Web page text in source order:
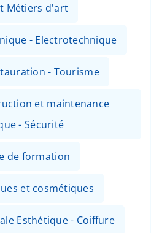
Métiers d'art
- Electrotechnique
- Tourisme
et maintenance
- Sécurité
de formation
et cosmétiques
Esthétique - Coiffure